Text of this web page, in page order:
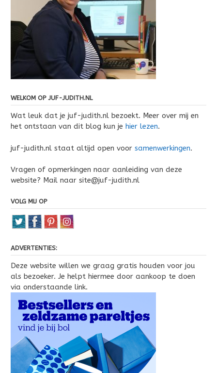
WELKOM OP JUF-JUDITH.NL
Wat leuk dat je juf-judith.nl bezoekt. Meer over mij en
het ontstaan van dit blog kun je hier lezen.
juf-judith.nl staat altijd open voor samenwerkingen.
Vragen of opmerkingen naar aanleiding van deze
website? Mail naar site@juf-judith.nl
VOLG MIJ OP
ADVERTENTIES:
Deze website willen we graag gratis houden voor jou
als bezoeker. Je helpt hiermee door aankoop te doen
via onderstaande link.